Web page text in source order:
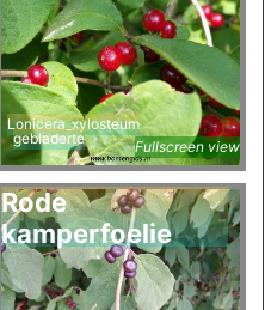
Lonicera_xylosteum
gebladerte
Fullscreen view
Rode
kamperfoelie